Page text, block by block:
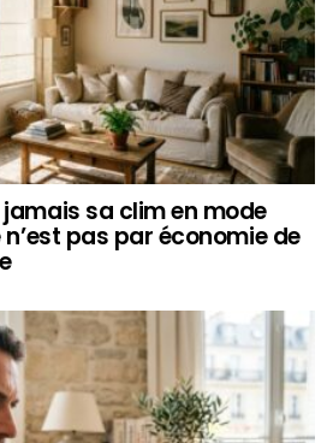
sa clim en mode
pas par économie de